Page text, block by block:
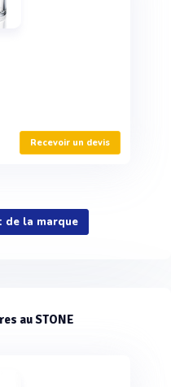
Recevoir un devis
de la marque
au STONE